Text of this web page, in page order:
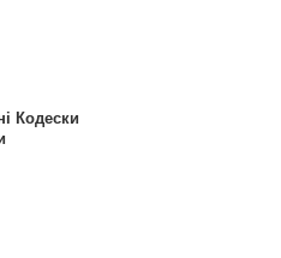
Кодески